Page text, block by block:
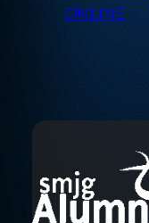
ONLINE